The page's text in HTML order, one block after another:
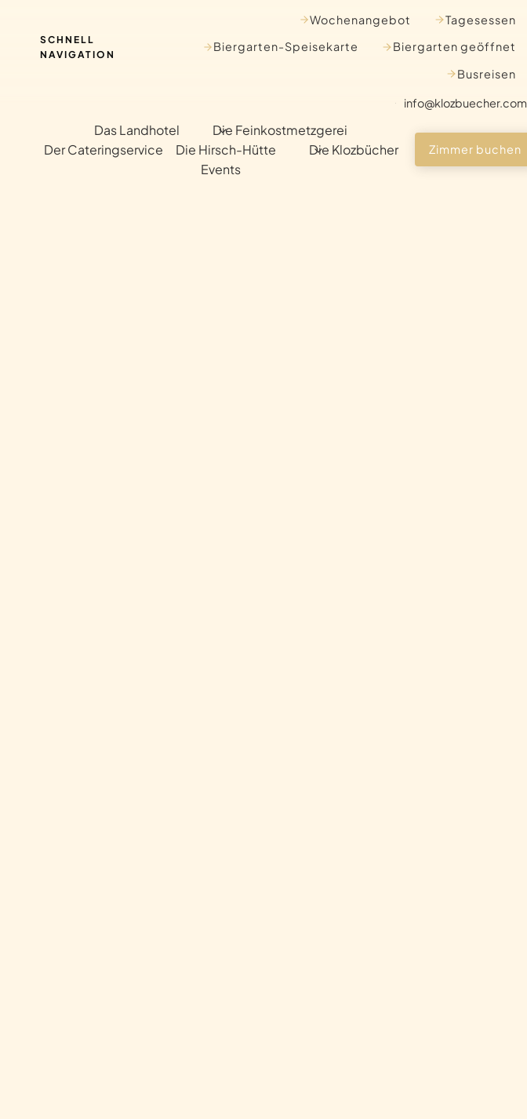
springen
SCHNELL
NAVIGATION
Wochenangebot
Tagesessen
Biergarten-Speisekarte
Biergarten geöffnet
Busreisen
info@klozbuecher.com
Das Landhotel
Die Feinkostmetzgerei
Der Cateringservice
Die Hirsch-Hütte
Die Klozbücher
Events
Zimmer buchen